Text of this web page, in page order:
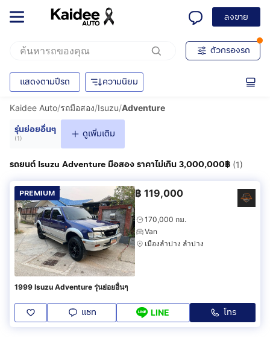
ลงขาย
ตัวกรองรถ
แสดงตามปีรถ ความนิยม
Kaidee Auto/รถมือสอง/Isuzu/Adventure
รุ่นย่อยอื่นๆ
(1) ดูเพิ่มเติม
รถยนต์ Isuzu Adventure มือสอง ราคาไม่เกิน 3,000,000฿ (1)
PREMIUM ฿ 119,000
170,000 กม.
Van
เมืองลำปาง ลำปาง
1999 Isuzu Adventure รุ่นย่อยอื่นๆ
แชท LINE โทร